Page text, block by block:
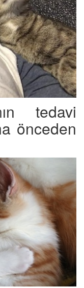
tedavi
önceden